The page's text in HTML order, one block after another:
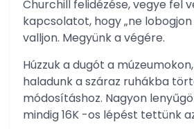
Churchill felidézése, vegye fel
kapcsolatot, hogy „ne
valljon. Megyünk a végére.
Húzzuk a dugót a
haladunk a száraz ruhákba
módosításhoz. Nagyon
mindig 16K -os lépést tettünk